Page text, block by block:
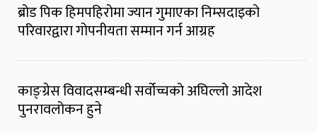
ब्रोड पिक हिमपहिरोमा ज्यान गुमाएका निम्सदाइको
परिवारद्वारा गोपनीयता सम्मान गर्न आग्रह
काङ्ग्रेस विवादसम्बन्धी सर्वोच्चको अघिल्लो आदेश
पुनरावलोकन हुने